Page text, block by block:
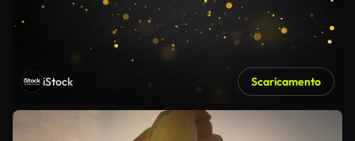
iStock Scaricamento